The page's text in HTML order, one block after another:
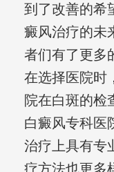
到了改善的希
癜风治疗的未
者们有了更多
在选择医院时
院在白斑的检
白癜风专科医
治疗上具有专
疗方法也更多